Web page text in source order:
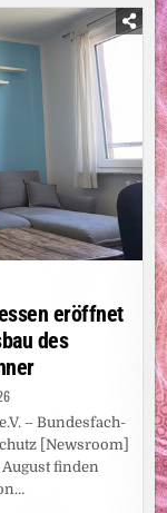
eröffnet
des
– Bundesfach-
[Newsroom]
finden